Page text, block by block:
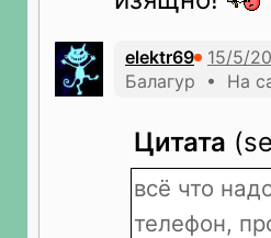
elektr69
Балагур • На
Цитата
всё что
телефон,